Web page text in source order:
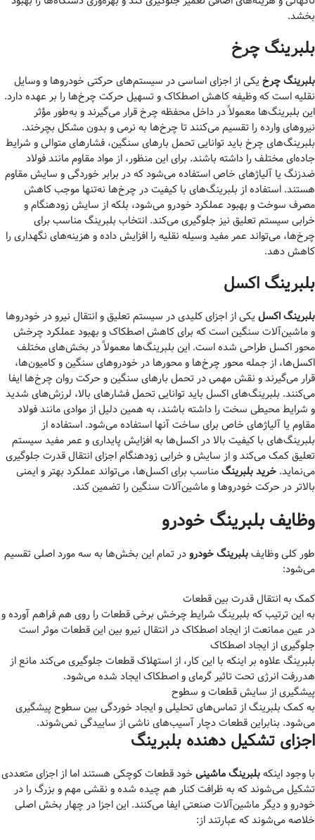
بخشد.
بلبرینگ چرخ
بلبرینگ چرخ یکی از اجزای اساسی در سیستم‌های حرکتی خودروها و وسایل
نقلیه است که وظیفه کاهش اصطکاک و تسهیل حرکت چرخ‌ها را بر عهده دارد.
این بلبرینگ‌ها معمولاً در داخل محفظه چرخ قرار می‌گیرند و به‌طور مؤثر
نیروهای وارده را تقسیم می‌کنند تا چرخ‌ها به نرمی و بدون مشکل بچرخند.
بلبرینگ‌های چرخ باید توانایی تحمل بارهای سنگین، فشارهای متوالی و شرایط
جاده‌ای مختلف را داشته باشند. برای این منظور، از مواد مقاوم مانند فولاد
ضدزنگ یا آلیاژهای خاص استفاده می‌شود که در برابر خوردگی و سایش مقاوم
هستند. استفاده از بلبرینگ‌های با کیفیت در چرخ‌ها نه‌تنها موجب کاهش
مصرف سوخت و بهبود عملکرد خودرو می‌شود، بلکه از سایش زودهنگام و
خرابی سیستم تعلیق نیز جلوگیری می‌کند. انتخاب بلبرینگ مناسب برای
چرخ‌ها، می‌تواند عمر مفید وسیله نقلیه را افزایش داده و هزینه‌های نگهداری را
کاهش دهد.
بلبرینگ اکسل
بلبرینگ اکسل یکی از اجزای کلیدی در سیستم تعلیق و انتقال نیرو در خودروها
و ماشین‌آلات سنگین است که برای کاهش اصطکاک و بهبود عملکرد چرخش
محور اکسل طراحی شده است. این بلبرینگ‌ها معمولاً در بخش‌های مختلف
اکسل‌ها، از جمله محور چرخ‌ها و محورها در خودروهای سنگین و کامیون‌ها،
قرار می‌گیرند و نقش مهمی در تحمل بارهای سنگین و حرکت روان چرخ‌ها ایفا
می‌کنند. بلبرینگ‌های اکسل باید توانایی تحمل فشارهای بالا، لرزش‌های شدید
و شرایط محیطی سخت را داشته باشند، به همین دلیل از موادی مانند فولاد
مقاوم یا آلیاژهای خاص برای ساخت آنها استفاده می‌شود. استفاده از
بلبرینگ‌های با کیفیت بالا در اکسل‌ها به افزایش پایداری و عمر مفید سیستم
تعلیق کمک می‌کند و از سایش و خرابی زودهنگام اجزای انتقال قدرت جلوگیری
می‌نماید. خرید بلبرینگمناسب برای اکسل‌ها، می‌تواند عملکرد بهتر و ایمنی
بالاتر در حرکت خودروها و ماشین‌آلات سنگین را تضمین کند.
وظایف بلبرینگ خودرو
طور کلی وظایفبلبرینگ خودرودر تمام این بخش‌ها به سه مورد اصلی تقسیم
می‌شود:
کمک به انتقال قدرت بین قطعات
به این ترتیب که بلبرینگ شرایط چرخش برخی قطعات را روی هم فراهم آورده و
در عین ممانعت از ایجاد اصطکاک در انتقال نیرو بین این قطعات موثر است
جلوگیری از ایجاد اصطکاک
بلبرینگ علاوه بر اینکه با این کار، از استهلاک قطعات جلوگیری می‌کند مانع از
هدررفت انرژی تحت تاثیر گرمای و اصطکاک ایجاد شده می‌شود.
پیشگیری از سایش قطعات و سطوح
به کمک بلبرینگ از تماس‌های تحلیلی و ایجاد خوردگی بین سطوح پیشگیری
می‌شود. بنابراین قطعات دچار آسیب‌های ناشی از ساییدگی نمی‌شوند.
اجزای تشکیل دهنده بلبرینگ
با وجود اینکهبلبرینگ ماشینی خود قطعات کوچکی هستند اما از اجزای متعددی
تشکیل می‌شوند که به ظرافت کنار هم چیده شده و نقشی مهم و بزرگ را در
خودرو و دیگر ماشین‌آلات صنعتی ایفا می‌کنند. این اجزا در چهار بخش اصلی
خلاصه می‌شوند که عبارتند از: